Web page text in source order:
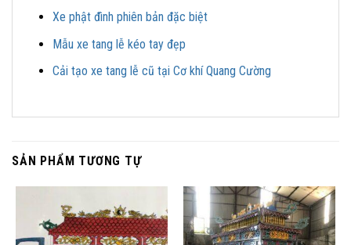
Xe phật đình phiên bản đặc biệt
Mẫu xe tang lễ kéo tay đẹp
Cải tạo xe tang lễ cũ tại Cơ khí Quang Cường
SẢN PHẨM TƯƠNG TỰ